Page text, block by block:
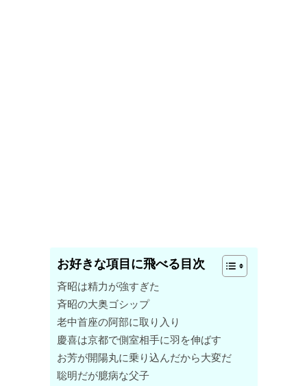
お好きな項目に飛べる目次
斉昭は精力が強すぎた
斉昭の大奥ゴシップ
老中首座の阿部に取り入り
慶喜は京都で側室相手に羽を伸ばす
お芳が開陽丸に乗り込んだから大変だ
聡明だが臆病な父子